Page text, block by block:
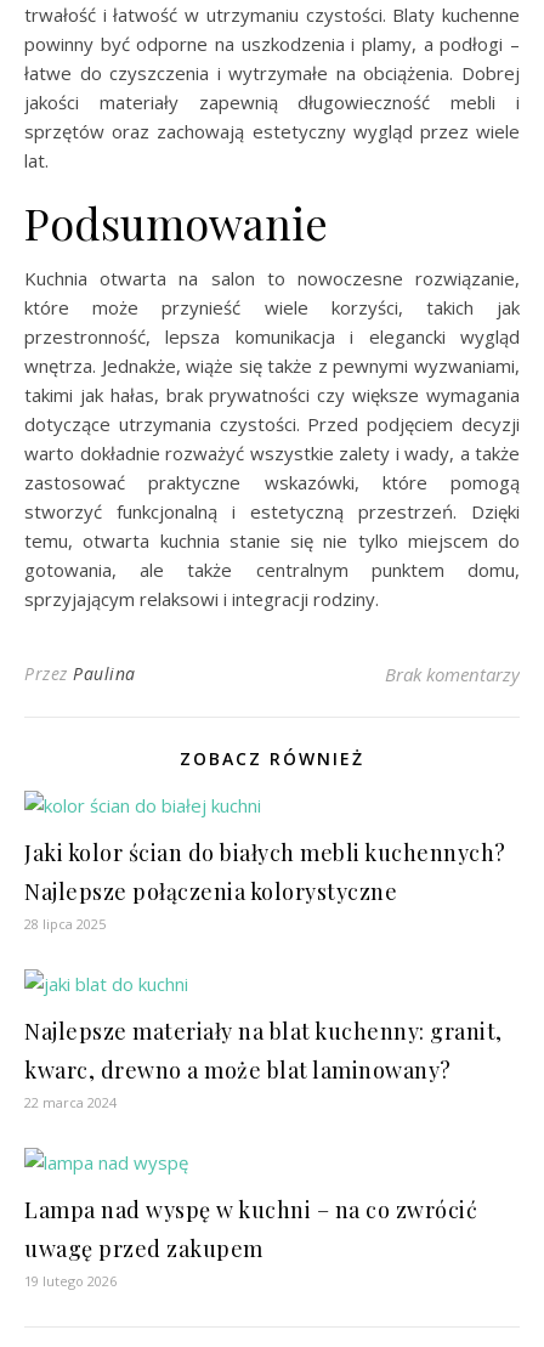
trwałość i łatwość w utrzymaniu czystości. Blaty kuchenne
powinny być odporne na uszkodzenia i plamy, a podłogi –
łatwe do czyszczenia i wytrzymałe na obciążenia. Dobrej
jakości materiały zapewnią długowieczność mebli i
sprzętów oraz zachowają estetyczny wygląd przez wiele
lat.
Podsumowanie
Kuchnia otwarta na salon to nowoczesne rozwiązanie,
które może przynieść wiele korzyści, takich jak
przestronność, lepsza komunikacja i elegancki wygląd
wnętrza. Jednakże, wiąże się także z pewnymi wyzwaniami,
takimi jak hałas, brak prywatności czy większe wymagania
dotyczące utrzymania czystości. Przed podjęciem decyzji
warto dokładnie rozważyć wszystkie zalety i wady, a także
zastosować praktyczne wskazówki, które pomogą
stworzyć funkcjonalną i estetyczną przestrzeń. Dzięki
temu, otwarta kuchnia stanie się nie tylko miejscem do
gotowania, ale także centralnym punktem domu,
sprzyjającym relaksowi i integracji rodziny.
Przez Paulina Brak komentarzy
ZOBACZ RÓWNIEŻ
Jaki kolor ścian do białych mebli kuchennych?
Najlepsze połączenia kolorystyczne
28 lipca 2025
Najlepsze materiały na blat kuchenny: granit,
kwarc, drewno a może blat laminowany?
22 marca 2024
Lampa nad wyspę w kuchni – na co zwrócić
uwagę przed zakupem
19 lutego 2026